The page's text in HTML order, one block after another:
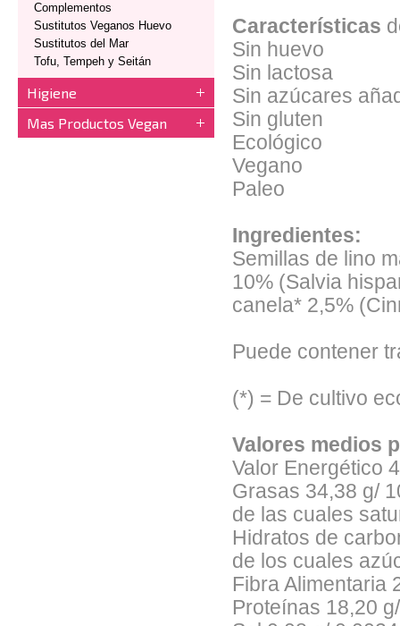
Complementos
Sustitutos Veganos Huevo
Sustitutos del Mar
Tofu, Tempeh y Seitán
Higiene
Mas Productos Vegan
Características
Sin huevo
Sin lactosa
Sin azúcares
Sin gluten
Ecológico
Vegano
Paleo
Ingredientes:
Semillas de lino
10% (Salvia
canela* 2,5%
Puede contener
(*) = De cultivo
Valores medios
Valor Energético
Grasas 34,38 g/
de las cuales
Hidratos de
de los cuales
Fibra Alimentaria
Proteínas 18,20 g/